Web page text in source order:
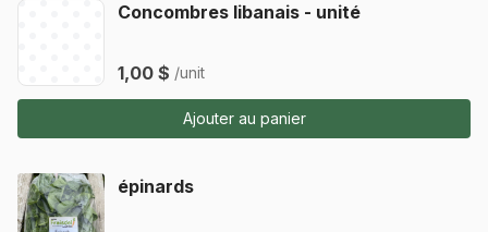
Concombres libanais - unité
1,00 $ /unit
Ajouter au panier
épinards